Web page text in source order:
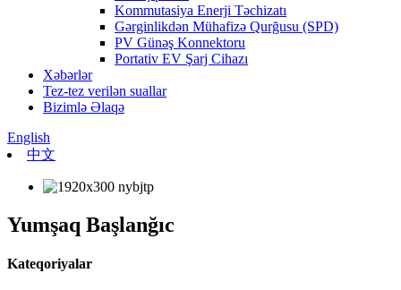
Kommutasiya Enerji Təchizatı
Gərginlikdən Mühafizə Qurğusu (SPD)
PV Günəş Konnektoru
Portativ EV Şarj Cihazı
Xəbərlər
Tez-tez verilən suallar
Bizimlə Əlaqə
English
中文
Yumşaq Başlanğıc
Kateqoriyalar